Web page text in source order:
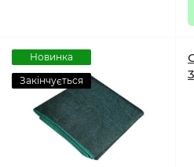
Новинка
Закінчується